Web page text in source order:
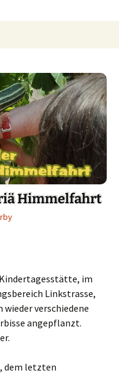
Himmelfahrt
im
Linkstrasse,
verschiedene
angepflanzt.
dem letzten